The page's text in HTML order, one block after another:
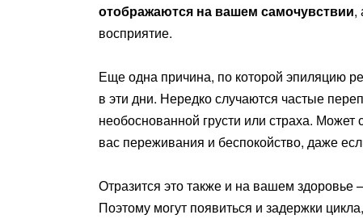
отображаются на вашем самочувствии,
восприятие.
Еще одна причина, по которой эпиляцию
в эти дни. Нередко случаются частые
необоснованной грусти или страха. Может
вас переживания и беспокойство, даже
Отразится это также и на вашем
Поэтому могут появиться и задержки